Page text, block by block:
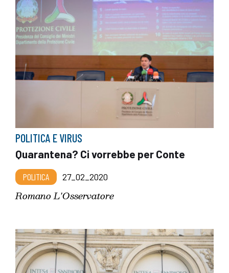
POLITICA E VIRUS
Quarantena? Ci vorrebbe per Conte
POLITICA 27_02_2020
Romano L'Osservatore